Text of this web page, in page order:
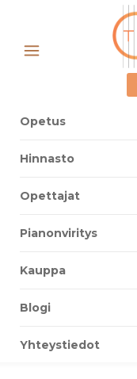
Opetus
Hinnasto
Opettajat
Pianonviritys
Kauppa
Blogi
Yhteystiedot